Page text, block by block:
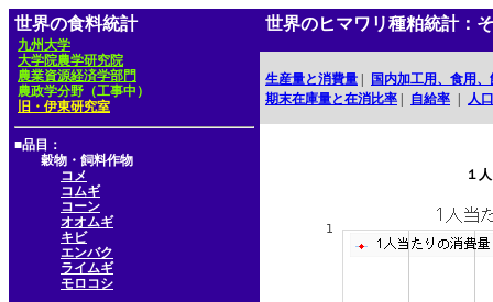
世界の食料統計
九州大学
大学院農学研究院
農業資源経済学部門
農政学分野（工事中）
旧・伊東研究室
■品目：
穀物・飼料作物
コメ
コムギ
コーン
オオムギ
キビ
エンバク
ライムギ
モロコシ
世界のヒマワリ種粕統計：
生産量と消費量
国内加工用、食用
期末在庫量と在消比率
自給率 人口
１